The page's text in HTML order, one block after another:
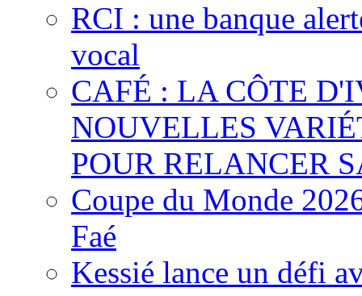
RCI : une banque
vocal
CAFÉ : LA CÔTE
NOUVELLES
POUR RELANCER
Coupe du Monde
Faé
Kessié lance un défi